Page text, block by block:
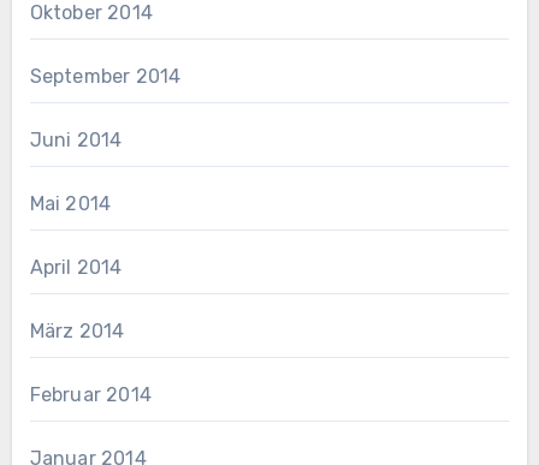
Oktober 2014
September 2014
Juni 2014
Mai 2014
April 2014
März 2014
Februar 2014
Januar 2014